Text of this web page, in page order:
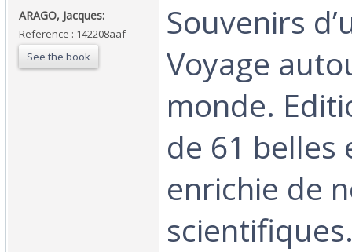
‎ARAGO, Jacques:‎
Reference : 142208aaf
See the book
‎Souvenirs
Voyage
monde.
de 61 belles
enrichie de